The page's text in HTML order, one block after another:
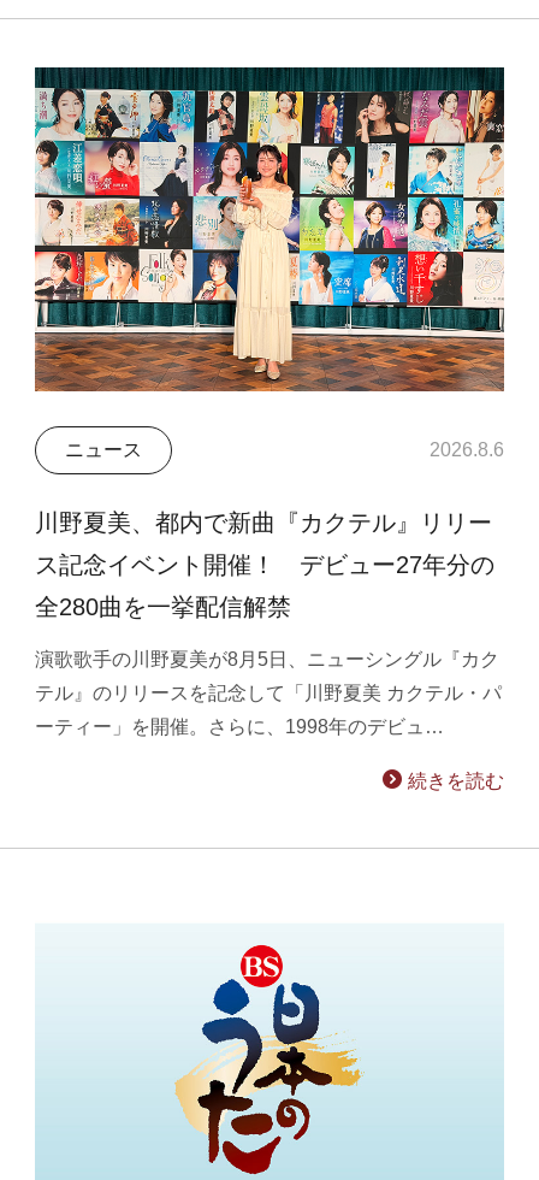
ニュース 2026.8.6
川野夏美、都内で新曲『カクテル』リリー
ス記念イベント開催！ デビュー27年分の
全280曲を一挙配信解禁
演歌歌手の川野夏美が8月5日、ニューシングル『カク
テル』のリリースを記念して「川野夏美 カクテル・パ
ーティー」を開催。さらに、1998年のデビュ…
続きを読む